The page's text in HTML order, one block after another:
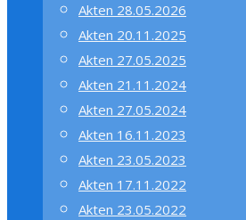
Akten 28.05.2026
Akten 20.11.2025
Akten 27.05.2025
Akten 21.11.2024
Akten 27.05.2024
Akten 16.11.2023
Akten 23.05.2023
Akten 17.11.2022
Akten 23.05.2022